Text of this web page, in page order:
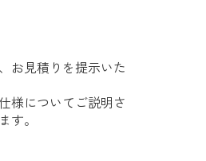
お見積りを提示いた
様についてご説明さ
す。